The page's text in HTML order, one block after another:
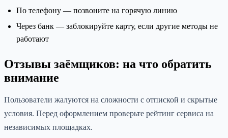
По телефону — позвоните на горячую линию
Через банк — заблокируйте карту, если другие методы не
работают
Отзывы заёмщиков: на что обратить
внимание
Пользователи жалуются на сложности с отпиской и скрытые
условия. Перед оформлением проверьте рейтинг сервиса на
независимых площадках.